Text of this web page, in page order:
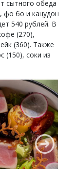
сытного обеда
фо бо и кацудон
540 рублей. В
(270),
(360). Также
(150), соки из